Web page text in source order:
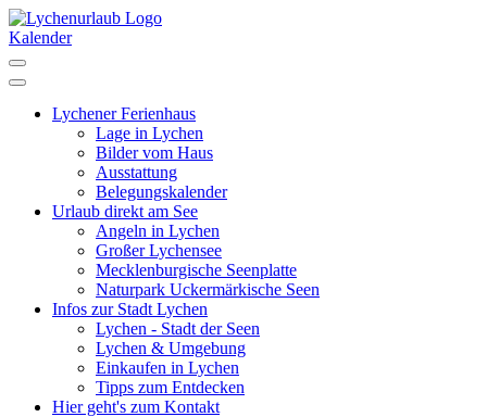
Kalender
LychenerFerienhaus
Lage in Lychen
Bilder vom Haus
Ausstattung
Belegungskalender
Urlaub direkt am See
Angeln in Lychen
Großer Lychensee
Mecklenburgische Seenplatte
Naturpark Uckermärkische Seen
Infos zur Stadt Lychen
Lychen - Stadt der Seen
Lychen & Umgebung
Einkaufen in Lychen
Tipps zum Entdecken
Hier geht's zum Kontakt